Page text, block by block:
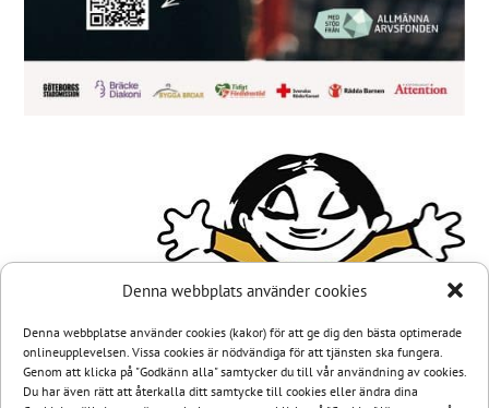
Denna webbplats använder cookies
Denna webbplatse använder cookies (kakor) för att ge dig den bästa optimerade
onlineupplevelsen. Vissa cookies är nödvändiga för att tjänsten ska fungera.
Genom att klicka på "Godkänn alla" samtycker du till vår användning av cookies.
Du har även rätt att återkalla ditt samtycke till cookies eller ändra dina